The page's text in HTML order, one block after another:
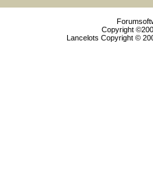
Copyright
Lancelots Copyright ©